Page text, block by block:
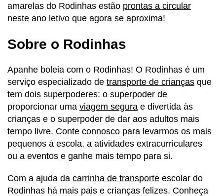
amarelas do Rodinhas estão prontas a circular
neste ano letivo que agora se aproxima!
Sobre o Rodinhas
Apanhe boleia com o Rodinhas! O Rodinhas é um
serviço especializado de transporte de crianças que
tem dois superpoderes: o superpoder de
proporcionar uma viagem segura e divertida às
crianças e o superpoder de dar aos adultos mais
tempo livre. Conte connosco para levarmos os mais
pequenos à escola, a atividades extracurriculares
ou a eventos e ganhe mais tempo para si.
Com a ajuda da carrinha de transporte escolar do
Rodinhas há mais pais e crianças felizes. Conheça